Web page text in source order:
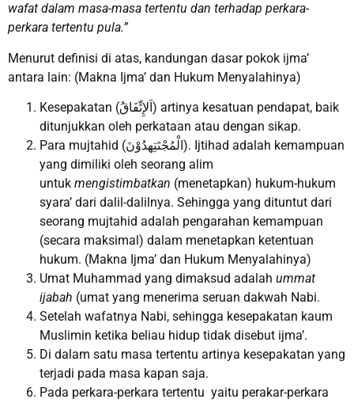
wafat dalam masa-masa tertentu dan terhadap perkara-
perkara tertentu pula.”
Menurut definisi di atas, kandungan dasar pokok ijma’
antara lain: (Makna Ijma’ dan Hukum Menyalahinya)
Kesepakatan (اَلإِتِّفَاقُ) artinya kesatuan pendapat, baik
ditunjukkan oleh perkataan atau dengan sikap.
Para mujtahid (الْمُجْتَتِهدُوْنَ). Ijtihad adalah kemampuan
yang dimiliki oleh seorang alim
untuk mengistimbatkan (menetapkan) hukum-hukum
syara’ dari dalil-dalilnya. Sehingga yang dituntut dari
seorang mujtahid adalah pengarahan kemampuan
(secara maksimal) dalam menetapkan ketentuan
hukum. (Makna Ijma’ dan Hukum Menyalahinya)
Umat Muhammad yang dimaksud adalah ummat
ijabah (umat yang menerima seruan dakwah Nabi.
Setelah wafatnya Nabi, sehingga kesepakatan kaum
Muslimin ketika beliau hidup tidak disebut ijma’.
Di dalam satu masa tertentu artinya kesepakatan yang
terjadi pada masa kapan saja.
Pada perkara-perkara tertentu yaitu perakar-perkara